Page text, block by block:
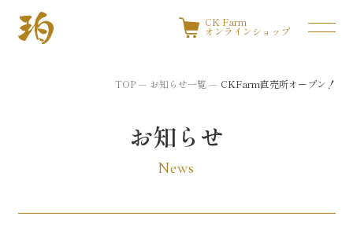
CK Farm
オンラインショップ
TOP お知らせ一覧 CKFarm直売所オープン！
お知らせ
News